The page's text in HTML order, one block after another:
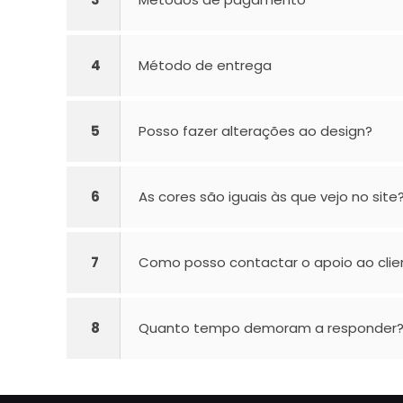
4 Método de entrega
5 Posso fazer alterações ao design?
6 As cores são iguais às que vejo no site?
7 Como posso contactar o apoio ao
8 Quanto tempo demoram a responder?